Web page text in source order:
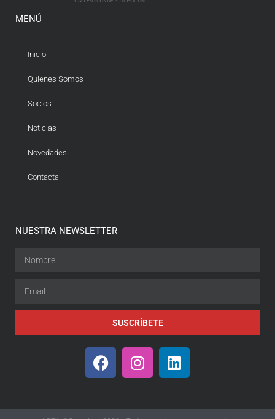
MENÚ
Inicio
Quienes Somos
Socios
Noticias
Novedades
Contacta
NUESTRA NEWSLETTER
SUSCRÍBETE